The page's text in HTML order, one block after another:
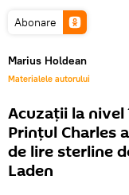
Abonare
Marius Holdean
Materialele autorului
Acuzații la
Prinţul Charles
de lire sterline
Laden